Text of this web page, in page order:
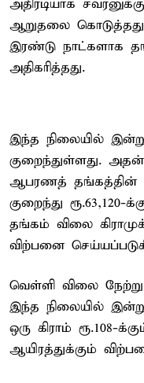
அதிரடியாக
ஆறுதலை
இரண்டு நாட்களாக
அதிகரித்தது.
இந்த நிலையில்
குறைந்துள்ளது.
ஆபரணத் தங்கத்தின்
குறைந்து ரூ.63,120-
தங்கம் விலை
விற்பனை
வெள்ளி விலை நேற்று
இந்த நிலையில்
ஒரு கிராம் ரூ.108-
ஆயிரத்துக்கும்